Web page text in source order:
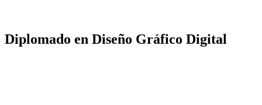
Diplomado en Diseño Gráfico Digital